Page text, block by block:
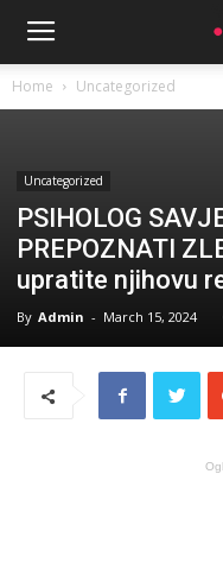
Home Uncategorized
Uncategorized
PSIHOLOG
PREPOZNATI
upratite njihovu
By Admin - March 15, 2024